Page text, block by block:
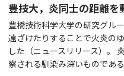
豊技大，炎同士の距離
豊橋技術科学大学の研究グル
遠ざけたりすることで火炎の
した（ニュースリリース）。
察される馴染み深いものであ